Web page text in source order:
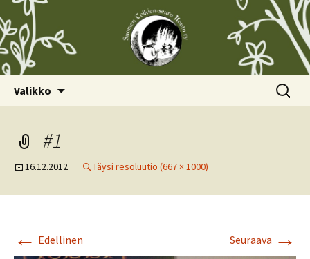
Valikko Haku:
#1
16.12.2012 Täysi resoluutio (667 × 1000)
← Edellinen Seuraava →